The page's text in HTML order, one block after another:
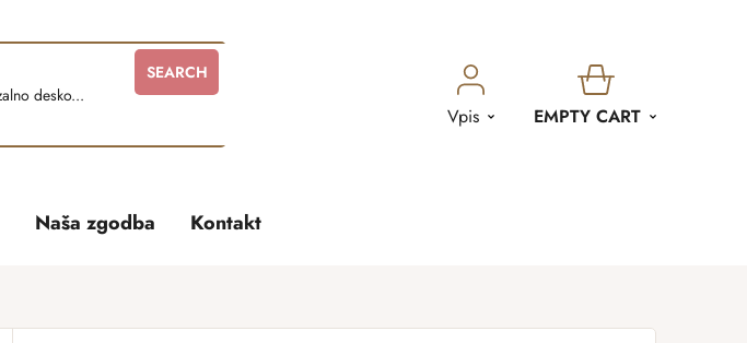
SEARCH
Vpis
SHOPPING
EMPTY CART
Naša zgodba Kontakt